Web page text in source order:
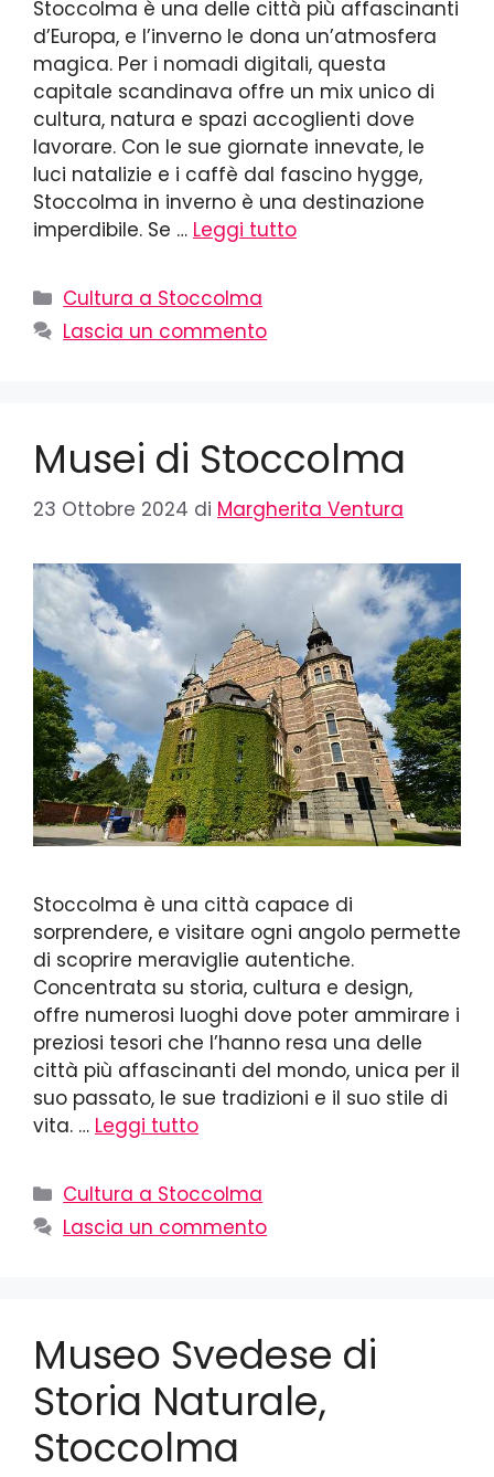
Stoccolma è una delle città più affascinanti
d’Europa, e l’inverno le dona un’atmosfera
magica. Per i nomadi digitali, questa
capitale scandinava offre un mix unico di
cultura, natura e spazi accoglienti dove
lavorare. Con le sue giornate innevate, le
luci natalizie e i caffè dal fascino hygge,
Stoccolma in inverno è una destinazione
imperdibile. Se … Leggi tutto
Cultura a Stoccolma
Lascia un commento
Musei di Stoccolma
23 Ottobre 2024 di Margherita Ventura
Stoccolma è una città capace di
sorprendere, e visitare ogni angolo permette
di scoprire meraviglie autentiche.
Concentrata su storia, cultura e design,
offre numerosi luoghi dove poter ammirare i
preziosi tesori che l’hanno resa una delle
città più affascinanti del mondo, unica per il
suo passato, le sue tradizioni e il suo stile di
vita. … Leggi tutto
Cultura a Stoccolma
Lascia un commento
Museo Svedese di
Storia Naturale,
Stoccolma